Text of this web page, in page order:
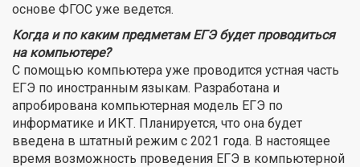
основе ФГОС уже ведется.
Когда и по каким предметам ЕГЭ будет проводиться
на компьютере?
С помощью компьютера уже проводится устная часть
ЕГЭ по иностранным языкам. Разработана и
апробирована компьютерная модель ЕГЭ по
информатике и ИКТ. Планируется, что она будет
введена в штатный режим с 2021 года. В настоящее
время возможность проведения ЕГЭ в компьютерной